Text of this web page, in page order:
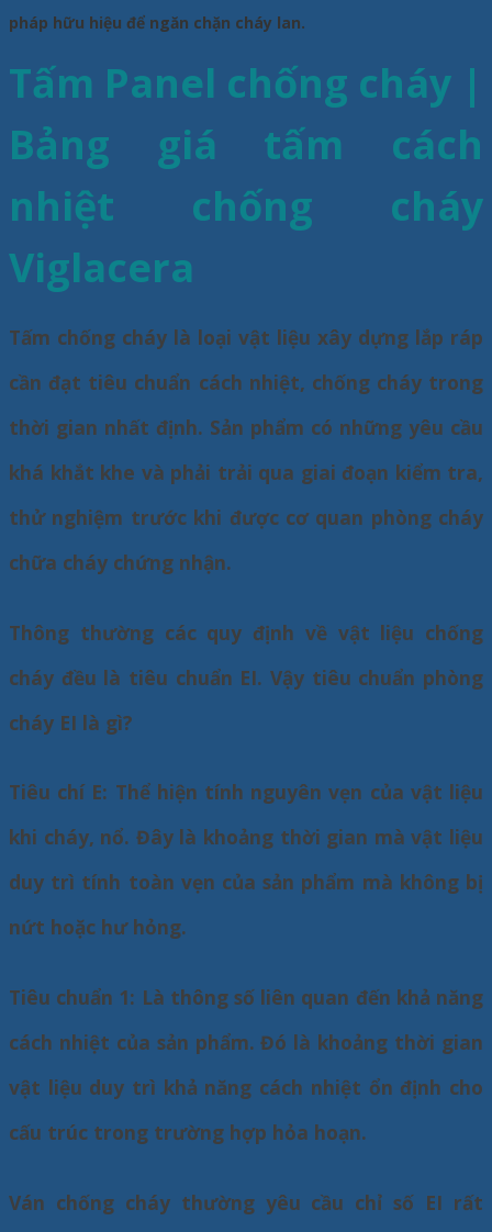
pháp hữu hiệu để ngăn chặn cháy lan.
Tấm Panel chống cháy |
Bảng giá tấm cách
nhiệt chống cháy
Viglacera
Tấm chống cháy là loại vật liệu xây dựng lắp ráp
cần đạt tiêu chuẩn cách nhiệt, chống cháy trong
thời gian nhất định. Sản phẩm có những yêu cầu
khá khắt khe và phải trải qua giai đoạn kiểm tra,
thử nghiệm trước khi được cơ quan phòng cháy
chữa cháy chứng nhận.
Thông thường các quy định về vật liệu chống
cháy đều là tiêu chuẩn EI. Vậy tiêu chuẩn phòng
cháy EI là gì?
Tiêu chí E: Thể hiện tính nguyên vẹn của vật liệu
khi cháy, nổ. Đây là khoảng thời gian mà vật liệu
duy trì tính toàn vẹn của sản phẩm mà không bị
nứt hoặc hư hỏng.
Tiêu chuẩn 1: Là thông số liên quan đến khả năng
cách nhiệt của sản phẩm. Đó là khoảng thời gian
vật liệu duy trì khả năng cách nhiệt ổn định cho
cấu trúc trong trường hợp hỏa hoạn.
Ván chống cháy thường yêu cầu chỉ số EI rất